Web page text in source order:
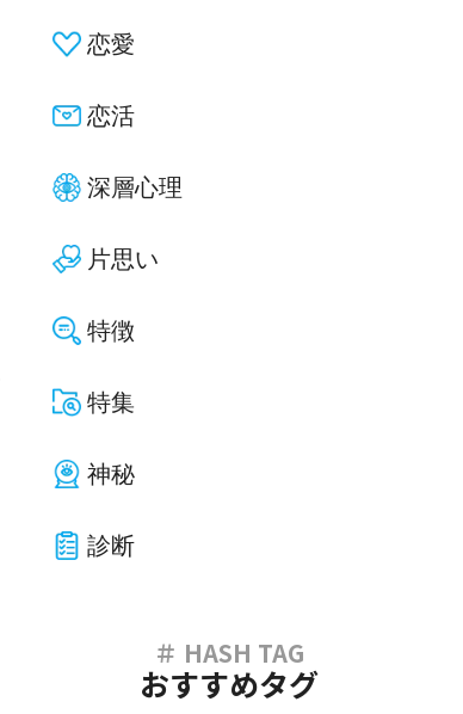
恋愛
恋活
深層心理
片思い
特徴
特集
神秘
診断
おすすめタグ